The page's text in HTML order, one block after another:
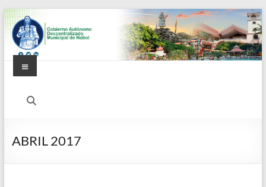
Saltar
al
contenido
Alcaldía
de
Menú
ABRIL 2017